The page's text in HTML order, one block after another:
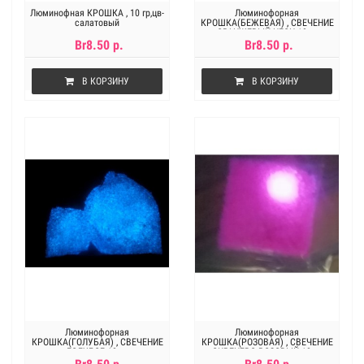
Люминофная КРОШКА , 10 гр,цв-
салатовый
Br8.50 р.
В КОРЗИНУ
Люминофорная
КРОШКА(БЕЖЕВАЯ) , СВЕЧЕНИЕ
ОРАНЖЕВЫЙ НЕОН.10 гр
Br8.50 р.
В КОРЗИНУ
Люминофорная
КРОШКА(ГОЛУБАЯ) , СВЕЧЕНИЕ
ГОЛУБОЕ.10 гр
Люминофорная
КРОШКА(РОЗОВАЯ) , СВЕЧЕНИЕ
СИРЕНЕВО-РОЗОВЫЙ.10 гр